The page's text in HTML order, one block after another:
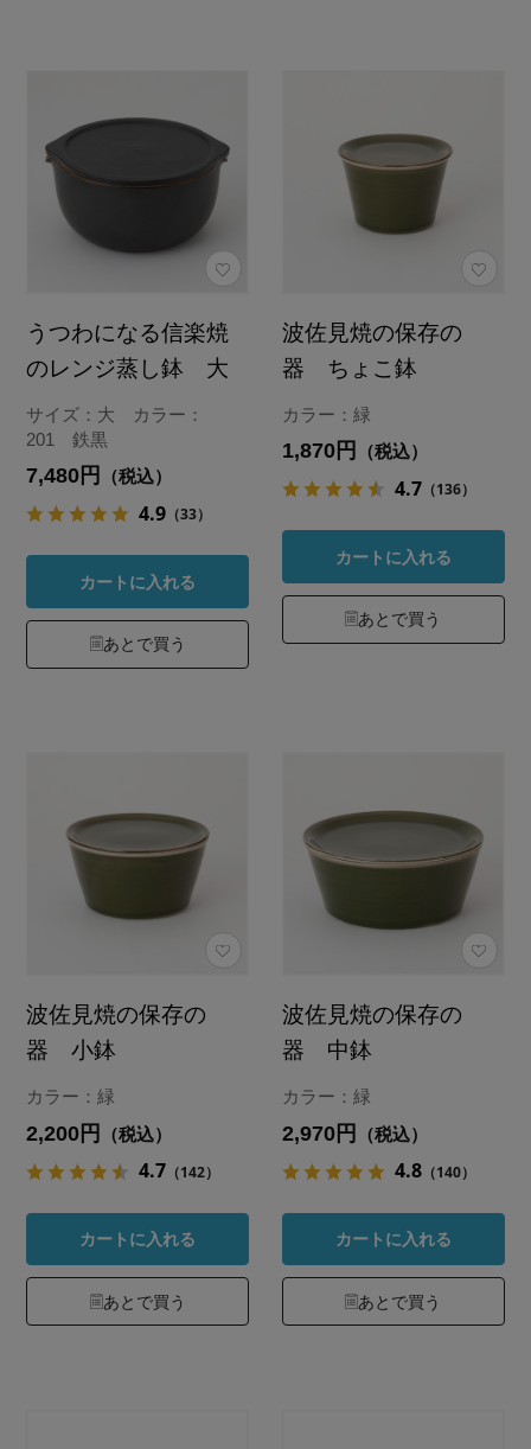
うつわになる信楽焼
のレンジ蒸し鉢 大
サイズ：大 カラー：
201 鉄黒
7,480円 （税込）
4.9 （33）
カートに入れる
あとで買う
波佐見焼の保存の
器 ちょこ鉢
カラー：緑
1,870円 （税込）
4.7 （136）
カートに入れる
あとで買う
波佐見焼の保存の
器 小鉢
カラー：緑
2,200円 （税込）
4.7 （142）
カートに入れる
あとで買う
波佐見焼の保存の
器 中鉢
カラー：緑
2,970円 （税込）
4.8 （140）
カートに入れる
あとで買う